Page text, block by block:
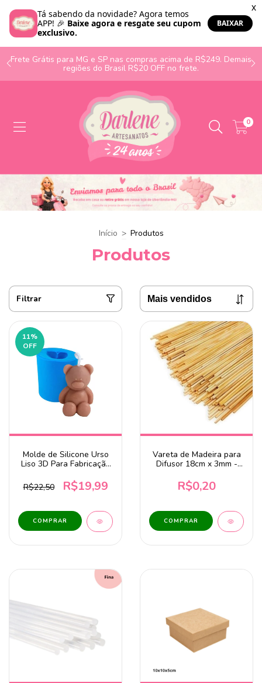
Frete Grátis para MG e SP nas compras acima de R$249. Demais
regiões do Brasil R$20 OFF no frete.
0
Início > Produtos
Produtos
Filtrar
11%
OFF
Molde de Silicone Urso
Liso 3D Para Fabricação
Artesanais
R$22,50 R$19,99
Vareta de Madeira para
Difusor 18cm x 3mm -
R$0,20